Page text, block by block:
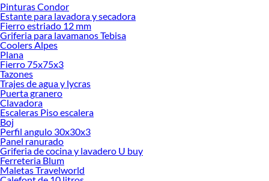
Desde remodelaciones hasta proyectos de decoración, estamos aquí para hacer
tus ideas realidad. ¡Visítanos y encuentra todo lo que tenemos para ofrecerte en
Aspiradoras de Tambor!
Explora la variedad de productos de Aspiradoras de Tambor en Sodimac
Herramientas, materiales y accesorios de calidad para tus proyectos y
renovación de espacios. ¡Visítanos y descubre todo lo que tenemos para
ofrecerte!
Encuentra una amplia variedad de productos de Aspiradoras de Tambor en
Sodimac. Encuentra todo lo necesario para tus proyectos de renovación y
decoración. ¡Visítanos y haz tus ideas realidad!
Pinturas Condor
Estante para lavadora y secadora
Fierro estriado 12 mm
Griferia para lavamanos Tebisa
Coolers Alpes
Plana
Fierro 75x75x3
Tazones
Trajes de agua y lycras
Puerta granero
Clavadora
Escaleras Piso escalera
Boj
Perfil angulo 30x30x3
Panel ranurado
Griferia de cocina y lavadero U buy
Ferreteria Blum
Maletas Travelworld